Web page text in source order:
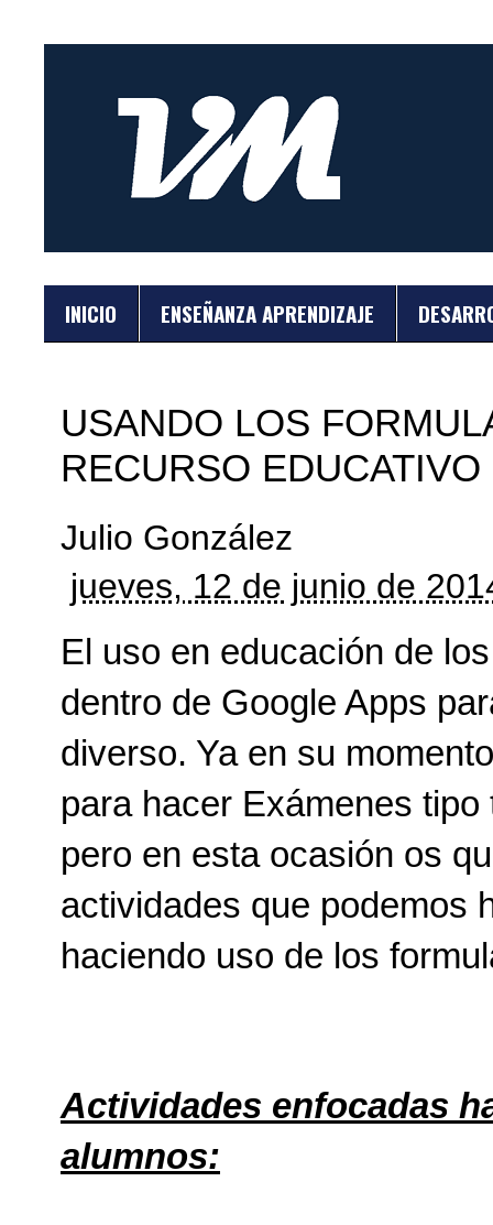
INICIO ENSEÑANZA APRENDIZAJE
USANDO LOS
RECURSO EDUCATIVO
Julio González
jueves, 12 de junio de
El uso en educación de
dentro de Google Apps
diverso. Ya en su
para hacer Exámenes
pero en esta ocasión os
actividades que podemos
haciendo uso de los
Actividades enfocadas
alumnos: